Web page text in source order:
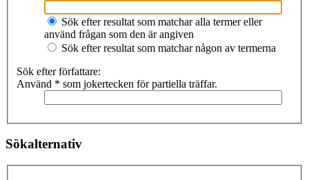
Sök efter resultat som matchar alla termer eller
använd frågan som den är angiven
Sök efter resultat som matchar någon av termerna
Sök efter författare:
Använd * som jokertecken för partiella träffar.
Sökalternativ